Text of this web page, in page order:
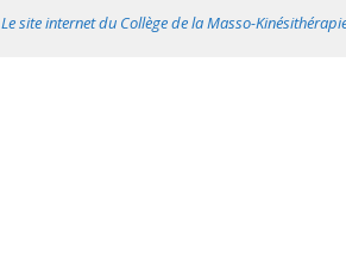
Le site internet du Collège de la Masso-